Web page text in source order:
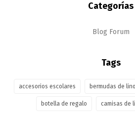
Categorías
Blog Forum
Tags
accesorios escolares bermudas de
botella de regalo camisas de